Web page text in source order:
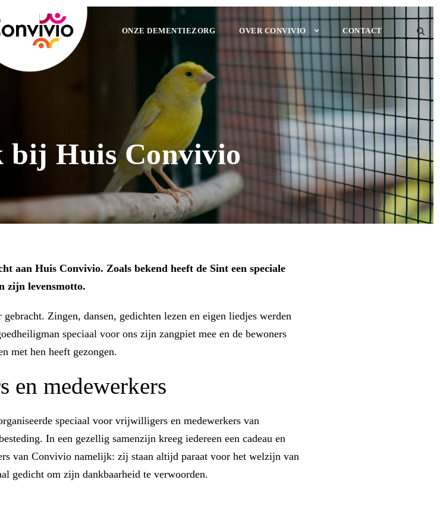
ONZE DEMENTIEZORG OVER CONVIVIO CONTACT
bij Huis Convivio
aan Huis Convivio. Zoals bekend heeft de Sint een speciale
zijn levensmotto.
Zingen, dansen, gedichten lezen en eigen liedjes werden
speciaal voor ons zijn zangpiet mee en de bewoners
met hen heeft gezongen.
en medewerkers
speciaal voor vrijwilligers en medewerkers van
In een gezellig samenzijn kreeg iedereen een cadeau en
van Convivio namelijk: zij staan altijd paraat voor het welzijn van
gedicht om zijn dankbaarheid te verwoorden.